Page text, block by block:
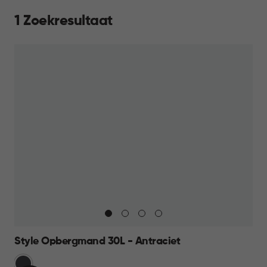
1 Zoekresultaat
Style Opbergmand 30L - Antraciet
Grijs